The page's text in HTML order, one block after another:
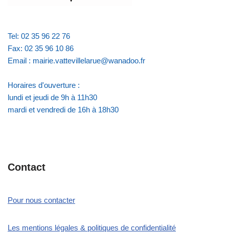
Tel: 02 35 96 22 76
Fax: 02 35 96 10 86
Email : mairie.vattevillelarue@wanadoo.fr
Horaires d'ouverture :
lundi et jeudi de 9h à 11h30
mardi et vendredi de 16h à 18h30
Contact
Pour nous contacter
Les mentions légales & politiques de confidentialité